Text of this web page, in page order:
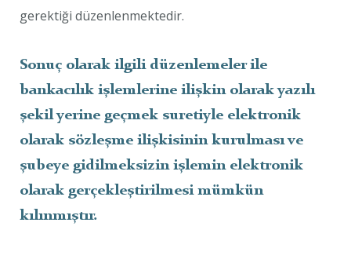
gerektiği düzenlenmektedir.
Sonuç olarak ilgili düzenlemeler ile
bankacılık işlemlerine ilişkin olarak yazılı
şekil yerine geçmek suretiyle elektronik
olarak sözleşme ilişkisinin kurulması ve
şubeye gidilmeksizin işlemin elektronik
olarak gerçekleştirilmesi mümkün
kılınmıştır.